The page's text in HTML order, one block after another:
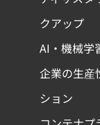
クアップ
AI・機械学
企業の生産
ション